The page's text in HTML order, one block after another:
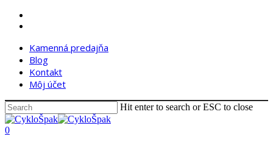
Skip
contentKamenná predajňa
Blog
Kontakt
Môj účet
Hit enter to search or ESC to close
Close
Search
search
account
0